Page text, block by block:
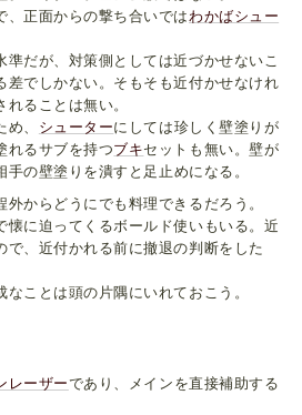
、正面からの撃ち合いでは わかばシュー
準だが、対策側としては近づかせないこ
差でしかない。そもそも近付かせなけれ
ることは無い。
、 シューターにしては珍しく壁塗りが
れるサブを持つブキセットも無い。壁が
手の壁塗りを潰すと足止めになる。
からどうにでも料理できるだろう。
懐に迫ってくるボールド使いもいる。近
で、近付かれる前に撤退の判断をした
ことは頭の片隅にいれておこう。
レーザーであり、メインを直接補助する